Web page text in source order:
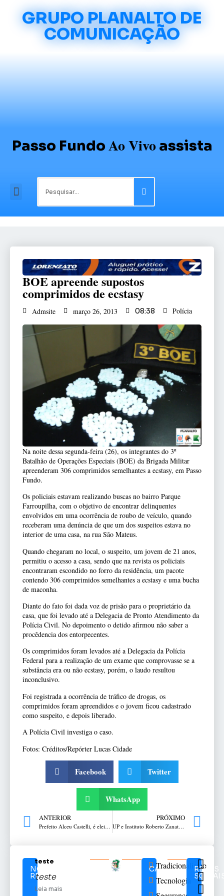
GRUPO PLANALTO DE
COMUNICAÇÃO
Passo Fundo Ao Vivo assista
BOE apreende supostos
comprimidos de ecstasy
Admsite março 26, 2013 08:38 Polícia
Na noite dessa segunda-feira (26), os integrantes do 3º
Batalhão de Operações Especiais (BOE) da Brigada Militar
apreenderam 306 comprimidos semelhantes a ecstasy, em Passo
Fundo.
Os policiais estavam realizando buscas no bairro Parque
Farroupilha, com o objetivo de encontrar delinquentes
envolvidos em uma ocorrência de roubo de veículo, quando
receberam uma denúncia de que um dos suspeitos estava no
interior de uma casa, na rua São Mateus.
Quando chegaram no local, o suspeito, um jovem de 21 anos,
permitiu o acesso a casa, sendo que na revista os policiais
encontraram escondido no forro da residência, um pacote
contendo 306 comprimidos semelhantes a ecstasy e uma bucha
de maconha.
Diante do fato foi dada voz de prisão para o proprietário da
casa, que foi levado até a Delegacia de Pronto Atendimento da
Polícia Civil. No depoimento o detido afirmou não saber a
procêdencia dos entorpecentes.
Os comprimidos foram levados até a Delegacia da Polícia
Federal para a realização de um exame que comprovasse se a
substância era ou não ecstasy, porém, o laudo resultou
inconclusivo.
Foi registrada a ocorrência de tráfico de drogas, os
comprimidos foram apreendidos e o jovem ficou cadastrado
como suspeito, e depois liberado.
A Polícia Civil investiga o caso.
Fotos: Créditos/Repórter Lucas Cidade
Facebook Twitter
WhatsApp
ANTERIOR
Prefeito Alceu Castelli, é eleito Presidente da AMPLA
PRÓXIMO
UP e Instituto Roberto Zanatta comemoram Páscoa no Quiosque
NOTÍCIAS
RELACIONADAS
teste
teste
Leia mais
CATEGORIAS
Tradicionalismo
Tecnologia
REDES